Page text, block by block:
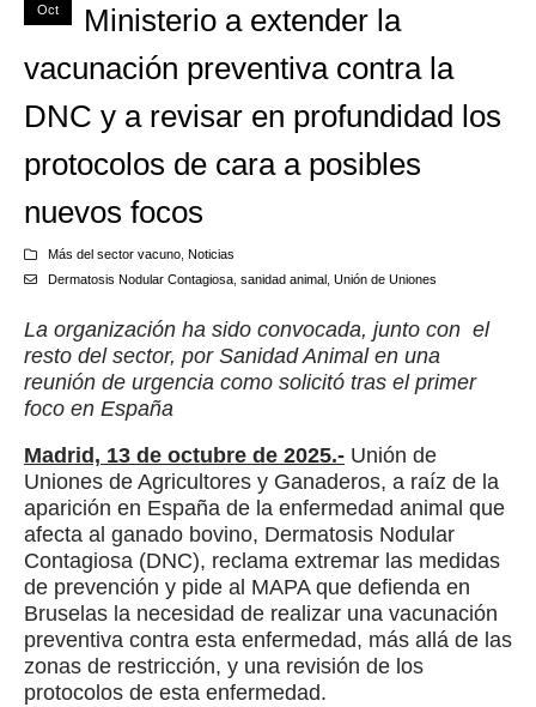
Oct
Ministerio a extender la
vacunación preventiva contra la
DNC y a revisar en profundidad los
protocolos de cara a posibles
nuevos focos
Más del sector vacuno, Noticias
Dermatosis Nodular Contagiosa, sanidad animal, Unión de Uniones
La organización ha sido convocada, junto con el
resto del sector, por Sanidad Animal en una
reunión de urgencia como solicitó tras el primer
foco en España
Madrid, 13 de octubre de 2025.- Unión de
Uniones de Agricultores y Ganaderos, a raíz de la
aparición en España de la enfermedad animal que
afecta al ganado bovino, Dermatosis Nodular
Contagiosa (DNC), reclama extremar las medidas
de prevención y pide al MAPA que defienda en
Bruselas la necesidad de realizar una vacunación
preventiva contra esta enfermedad, más allá de las
zonas de restricción, y una revisión de los
protocolos de esta enfermedad.